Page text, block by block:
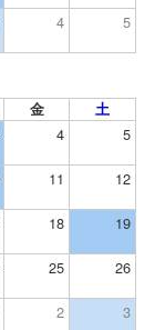
4 5
金 土
4 5
11 12
18 19
25 26
2 3